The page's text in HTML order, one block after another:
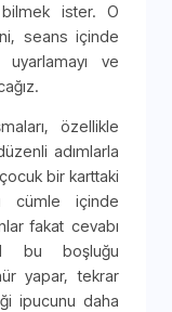
ister. O
seans içinde
uyarlamayı ve
özellikle
adımlarla
bir karttaki
cümle içinde
fakat cevabı
bu boşluğu
yapar, tekrar
ipucunu daha